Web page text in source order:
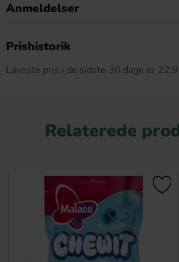
Anmeldelser
Prishistorik
Laveste pris i de sidste 30 dage er
Relaterede